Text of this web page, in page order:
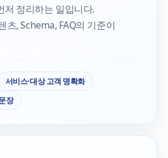
저 정리하는 일입니다.
츠, Schema, FAQ의 기준이
서비스·대상 고객 명확화
장